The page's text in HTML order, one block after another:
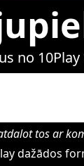
no
tos ar
dažādos